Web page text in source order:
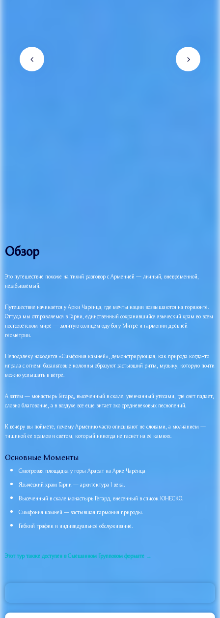
Обзор
Это путешествие похоже на тихий разговор с Арменией — личный, вневременной,
незабываемый.
Путешествие начинается у Арки Чаренца, где мечты нации возвышаются на горизонте.
Оттуда мы отправляемся в Гарни, единственный сохранившийся языческий храм во всем
постсоветском мире — залитую солнцем оду богу Митре и гармонии древней
геометрии.
Неподалеку находится «Симфония камней», демонстрирующая, как природа когда-то
играла с огнем: базальтовые колонны образуют застывший ритм, музыку, которую почти
можно услышать в ветре.
А затем — монастырь Гегард, высеченный в скале, увенчанный утесами, где свет падает,
словно благовоние, а в воздухе все еще витает эхо средневековых песнопений.
К вечеру вы поймете, почему Армению часто описывают не словами, а молчанием —
тишиной ее храмов и светом, который никогда не гаснет на ее камнях.
Основные Моменты
Смотровая площадка у горы Арарат на Арке Чаренца
Языческий храм Гарни — архитектура I века.
Высеченный в скале монастырь Гегард, внесенный в список ЮНЕСКО.
Симфония камней — застывшая гармония природы.
Гибкий график и индивидуальное обслуживание.
Этот тур также доступен в Смешанном Групповом формате →